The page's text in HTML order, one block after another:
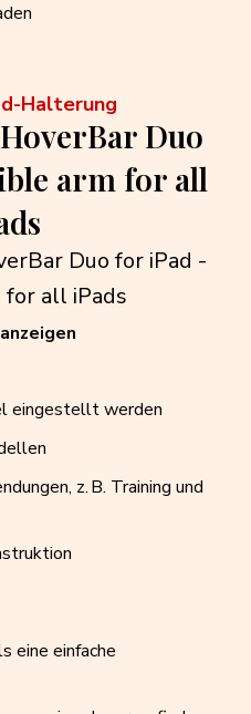
Halterung
Duo
arm for all
eingestellt werden
z. B. Training und
eine einfache